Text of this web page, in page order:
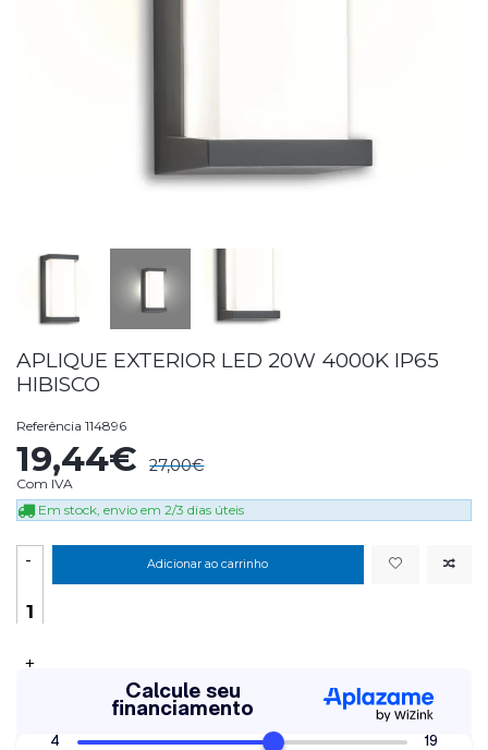
APLIQUE EXTERIOR LED 20W 4000K IP65
HIBISCO
Referência 114896
19,44€ 27,00€
Com IVA
Em stock, envio em 2/3 dias úteis
-
+
Adicionar ao carrinho